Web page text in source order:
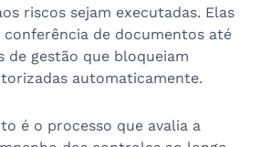
riscos sejam executadas. Elas
conferência de documentos até
de gestão que bloqueiam
automaticamente.
é o processo que avalia a